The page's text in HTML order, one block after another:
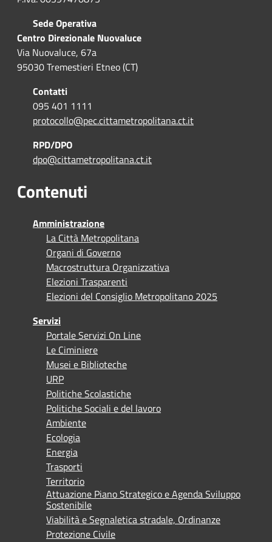
Sede Operativa
Centro Direzionale Nuovaluce
Via Nuovaluce, 67a
95030 Tremestieri Etneo (CT)
Contatti
095 401 1111
protocollo@pec.cittametropolitana.ct.it
RPD/DPO
dpo@cittametropolitana.ct.it
Contenuti
Amministrazione
La Città Metropolitana
Organi di Governo
Macrostruttura Organizzativa
Elezioni Trasparenti
Elezioni del Consiglio Metropolitano 2025
Servizi
Portale Servizi On Line
Le Ciminiere
Musei e Biblioteche
URP
Politiche Scolastiche
Politiche Sociali e del lavoro
Ambiente
Ecologia
Energia
Trasporti
Territorio
Attuazione Piano Strategico e Agenda Sviluppo
Sostenibile
Viabilità e Segnaletica stradale, Ordinanze
Protezione Civile